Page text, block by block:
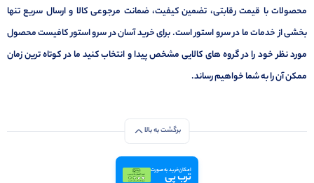
محصولات با قیمت رقابتی، تضمین کیفیت، ضمانت مرجوعی کالا و ارسال سریع تنها
بخشی از خدمات ما در سرو استور است. برای خرید آسان در سرو استور کافیست محصول
مورد نظر خود را در گروه های کالایی مشخص پیدا و انتخاب کنید ما در کوتاه ترین زمان
ممکن آن را به شما خواهیم رساند.
برگشت به بالا
امکان خرید به صورت
ترب پی